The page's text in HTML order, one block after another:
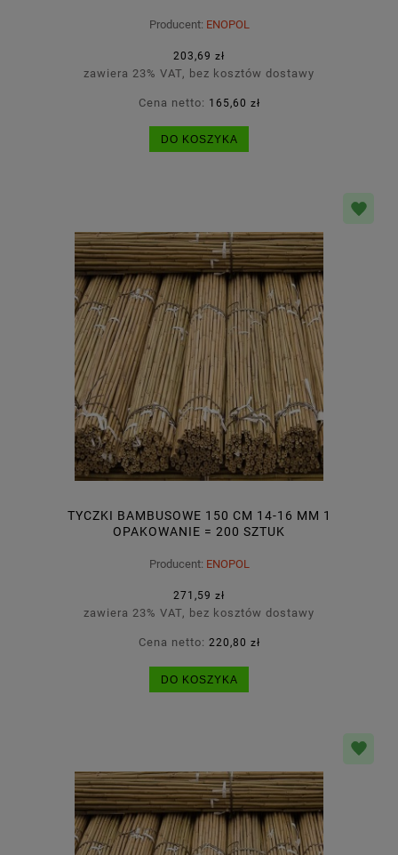
Producent: ENOPOL
203,69 zł
zawiera 23% VAT, bez kosztów dostawy
Cena netto: 165,60 zł
DO KOSZYKA
TYCZKI BAMBUSOWE 150 CM 14-16 MM 1
OPAKOWANIE = 200 SZTUK
Producent: ENOPOL
271,59 zł
zawiera 23% VAT, bez kosztów dostawy
Cena netto: 220,80 zł
DO KOSZYKA